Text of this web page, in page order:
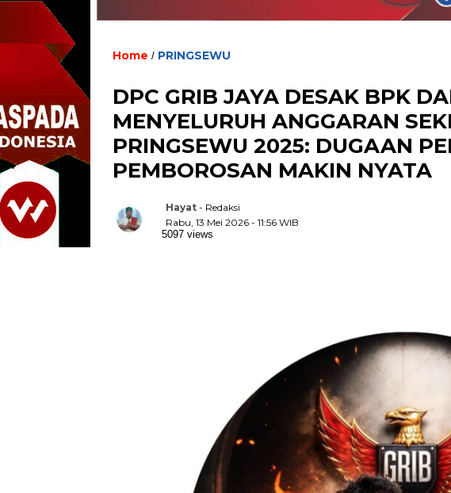
Home / PRINGSEWU
DPC GRIB JAYA DESAK BPK
MENYELURUH ANGGARAN
PRINGSEWU 2025: DUGAAN
PEMBOROSAN MAKIN NYATA
Hayat - Redaksi
Rabu, 13 Mei 2026 - 11:56 WIB
5097 views